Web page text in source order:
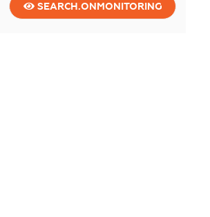
SEARCH.ONMONITORING